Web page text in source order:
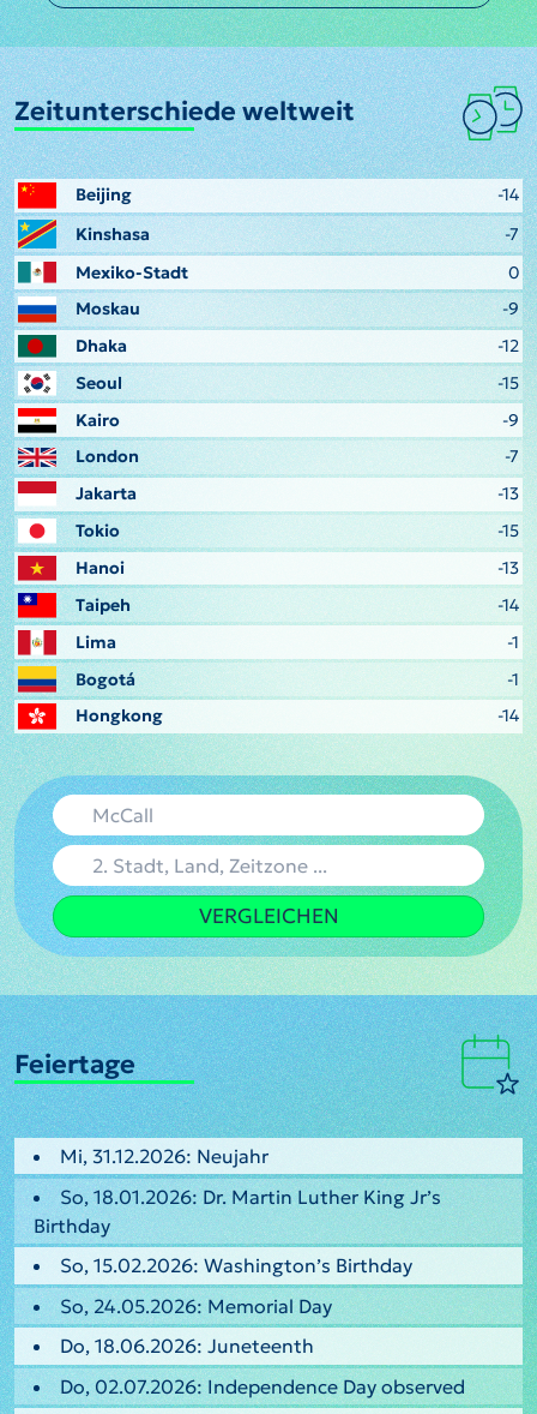
Zeitunterschiede weltweit
Beijing
-14
Kinshasa
-7
Mexiko-Stadt
0
Moskau
-9
Dhaka
-12
Seoul
-15
Kairo
-9
London
-7
Jakarta
-13
Tokio
-15
Hanoi
-13
Taipeh
-14
Lima
-1
Bogotá
-1
Hongkong
-14
VERGLEICHEN
Feiertage
Mi, 31.12.2026: Neujahr
So, 18.01.2026: Dr. Martin Luther King Jr’s
Birthday
So, 15.02.2026: Washington’s Birthday
So, 24.05.2026: Memorial Day
Do, 18.06.2026: Juneteenth
Do, 02.07.2026: Independence Day observed